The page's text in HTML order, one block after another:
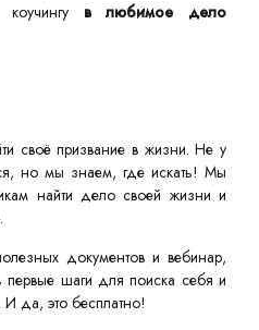
в любимое дело
своё призвание в жизни. Не у
но мы знаем, где искать! Мы
найти дело своей жизни и
документов и вебинар,
первые шаги для поиска себя и
И да, это бесплатно!